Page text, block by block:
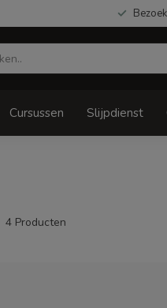
Bezoek
Cursussen Slijpdienst
4 Producten